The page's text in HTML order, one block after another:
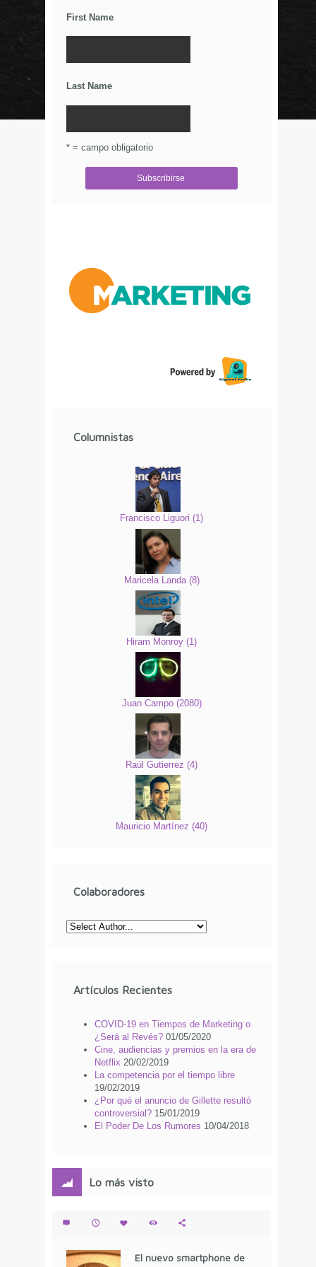
First Name
Last Name
* = campo obligatorio
Columnistas
Francisco Liguori (1)
Maricela Landa (8)
Hiram Monroy (1 )
Juan Campo (2080)
Raúl Gutierrez (4)
Mauricio Martínez (40)
Colaboradores
Artículos Recientes
COVID-19 en Tiempos de Marketing o
¿Será al Revés? 01/05/2020
Cine, audiencias y premios en la era de
Netflix 20/02/2019
La competencia por el tiempo libre
19/02/2019
¿Por qué el anuncio de Gillette resultó
controversial? 15/01/2019
El Poder De Los Rumores 10/04/2018
Lo más visto
El nuevo smartphone de
Los Wearables y el IoT
© Circulo Marketing 2016. Todos los derechos
reservados.
Aviso de Privacidad